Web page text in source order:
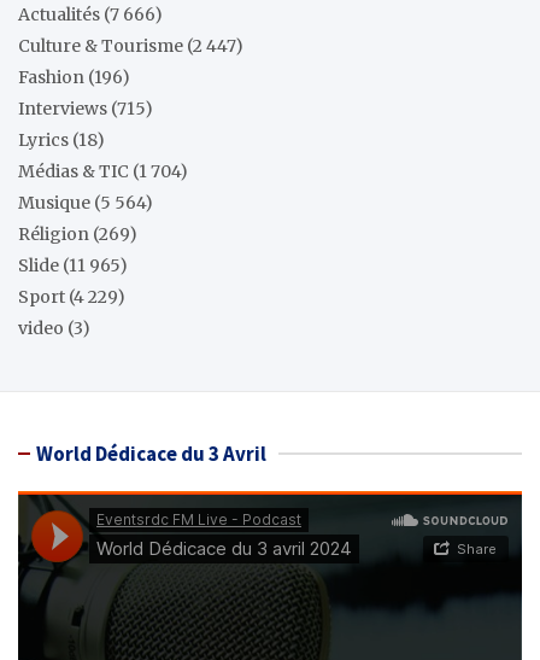
Actualités (7 666)
Culture & Tourisme (2 447)
Fashion (196)
Interviews (715)
Lyrics (18)
Médias & TIC (1 704)
Musique (5 564)
Réligion (269)
Slide (11 965)
Sport (4 229)
video (3)
World Dédicace du 3 Avril